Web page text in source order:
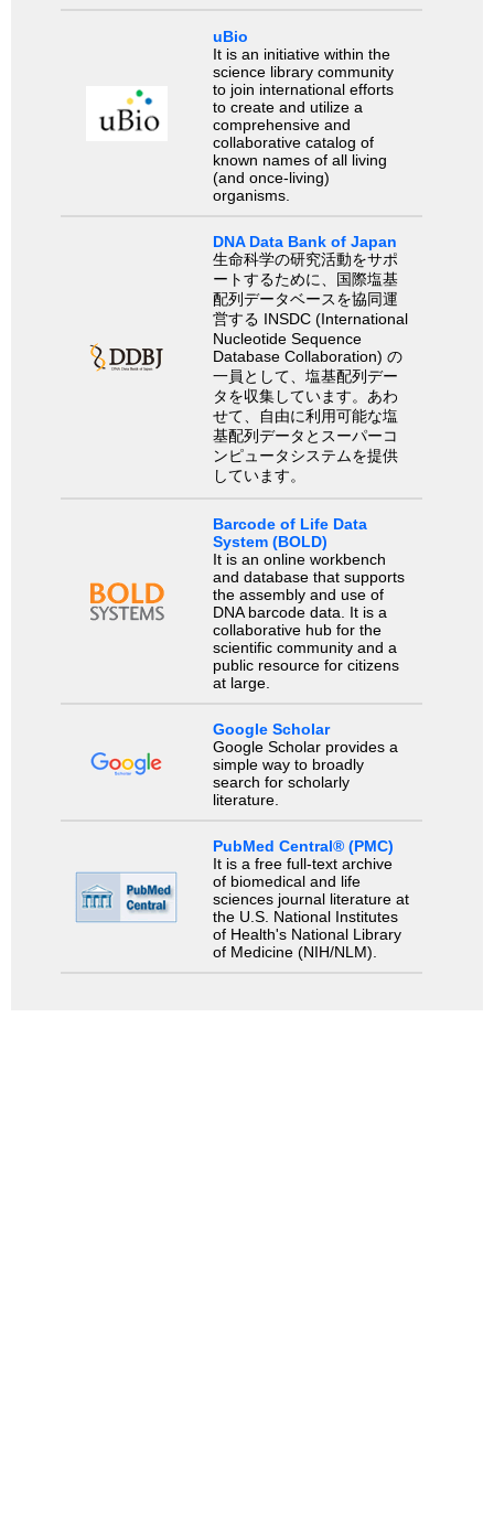
uBio
It is an initiative within the
science library community
to join international efforts
to create and utilize a
comprehensive and
collaborative catalog of
known names of all living
(and once-living)
organisms.
DNA Data Bank of Japan
生命科学の研究活動をサポ
ートするために、国際塩基
配列データベースを協同運
営する INSDC (International
Nucleotide Sequence
Database Collaboration) の
一員として、塩基配列デー
タを収集しています。あわ
せて、自由に利用可能な塩
基配列データとスーパーコ
ンピュータシステムを提供
しています。
Barcode of Life Data
System (BOLD)
It is an online workbench
and database that supports
the assembly and use of
DNA barcode data. It is a
collaborative hub for the
scientific community and a
public resource for citizens
at large.
Google Scholar
Google Scholar provides a
simple way to broadly
search for scholarly
literature.
PubMed Central® (PMC)
It is a free full-text archive
of biomedical and life
sciences journal literature at
the U.S. National Institutes
of Health's National Library
of Medicine (NIH/NLM).